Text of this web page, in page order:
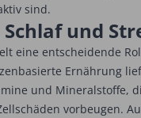
sind.
und
eine entscheidende
Ernährung
und Mineralstoffe,
vorbeugen.